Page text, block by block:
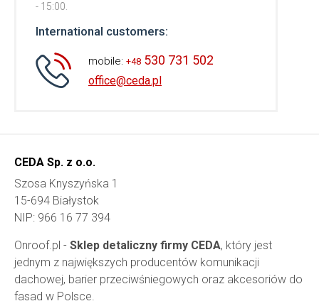
- 15:00.
International customers:
mobile: +48 530 731 502
office@ceda.pl
CEDA Sp. z o.o.
Szosa Knyszyńska 1
15-694 Białystok
NIP: 966 16 77 394
Onroof.pl - Sklep detaliczny firmy CEDA, który jest
jednym z największych producentów komunikacji
dachowej, barier przeciwśniegowych oraz akcesoriów do
fasad w Polsce.